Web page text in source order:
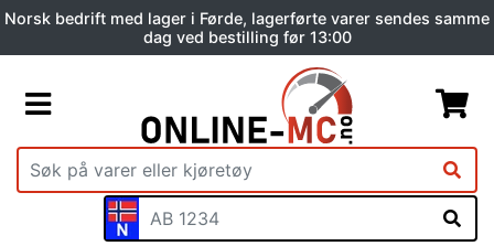
Norsk bedrift med lager i Førde, lagerførte varer sendes samme
dag ved bestilling før 13:00